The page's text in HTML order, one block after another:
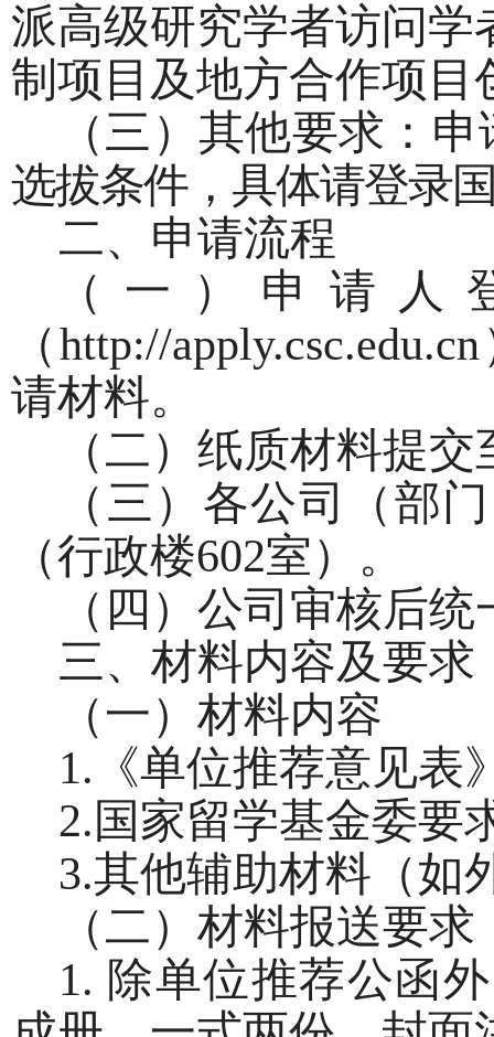
派高级研究学者访问
制项目及地方合作项目
（三）其他要求：
选拔条件，具体请登录
二、申请流程
（一）申请
（http://
请材料。
（二）纸质材料提
（三）各公司
（部
（行政楼602室）。
（四）公司审核后
三、材料内容及要求
（一）材料内容
1.《单位推荐意见表
2.国家留学基金委要
3.其他辅助材料（如
（二）材料报送要求
1. 除单位推荐公函